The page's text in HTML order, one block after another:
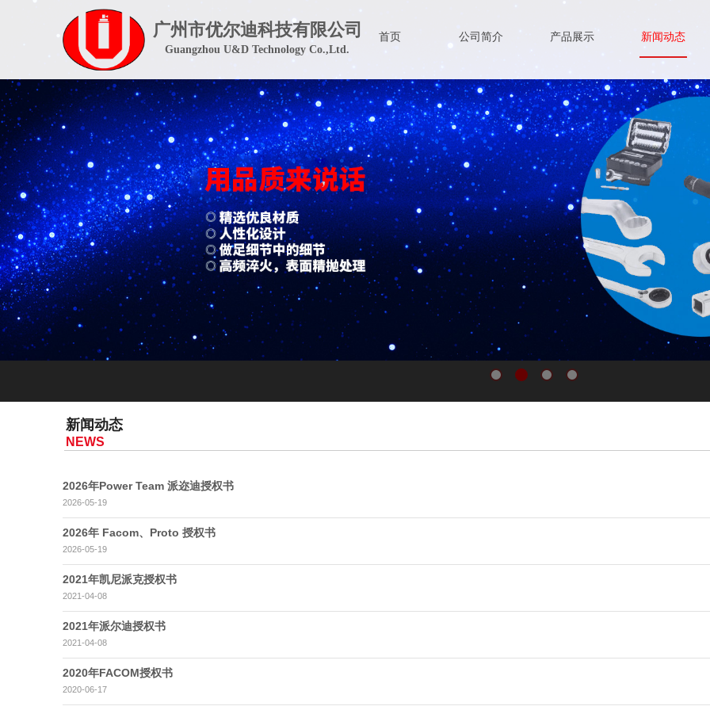
新闻动态
NEWS
2026年Power Team 派迩迪授权书
2026-05-19
2026年 Facom、Proto 授权书
2026-05-19
2021年凯尼派克授权书
2021-04-08
2021年派尔迪授权书
2021-04-08
2020年FACOM授权书
2020-06-17
广州市优尔迪科技有限公司
Guangzhou U&D Technology Co.,Ltd.
首页 公司简介 产品展示 新闻动态